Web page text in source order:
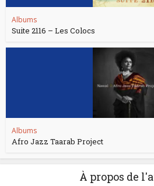
Albums
Suite 2116 – Les Colocs
Albums
Afro Jazz Taarab Project
À propos de